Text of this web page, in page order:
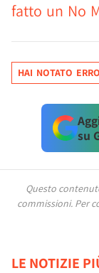
fatto un No
HAI NOTATO
su
Questo
commissioni. Per
LE NOTIZIE